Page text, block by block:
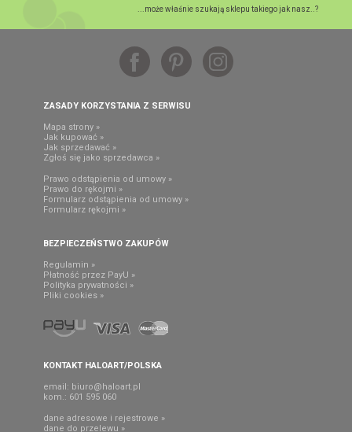
...może właśnie szukają sklepu takiego jak nasz..?
ZASADY KORZYSTANIA Z SERWISU
Mapa strony »
Jak kupować »
Jak sprzedawać »
Zgłoś się jako sprzedawca »
Prawo odstąpienia od umowy »
Prawo do rękojmi »
Formularz odstąpienia od umowy »
Formularz rękojmi »
BEZPIECZEŃSTWO ZAKUPÓW
Regulamin »
Płatność przez PayU »
Polityka prywatności »
Pliki cookies »
KONTAKT HALOART/POLSKA
email: biuro@haloart.pl
kom.: 601 595 060
dane adresowe i rejestrowe »
dane do przelewu »